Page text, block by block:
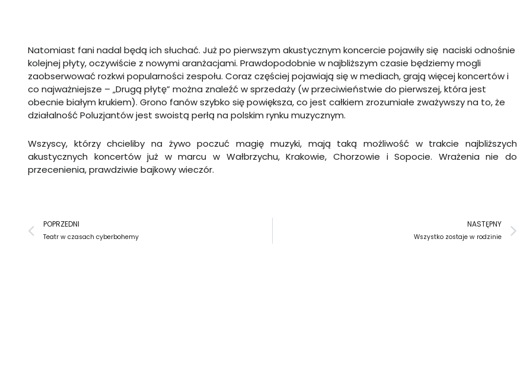
Natomiast fani nadal będą ich słuchać. Już po pierwszym akustycznym koncercie pojawiły się naciski odnośnie
kolejnej płyty, oczywiście z nowymi aranżacjami. Prawdopodobnie w najbliższym czasie będziemy mogli
zaobserwować rozkwi popularności zespołu. Coraz częściej pojawiają się w mediach, grają więcej koncertów i
co najważniejsze – „Drugą płytę” można znaleźć w sprzedaży (w przeciwieństwie do pierwszej, która jest
obecnie białym krukiem). Grono fanów szybko się powiększa, co jest całkiem zrozumiałe zważywszy na to, że
działalność Poluzjantów jest swoistą perłą na polskim rynku muzycznym.
Wszyscy, którzy chcieliby na żywo poczuć magię muzyki, mają taką możliwość w trakcie najbliższych
akustycznych koncertów już w marcu w Wałbrzychu, Krakowie, Chorzowie i Sopocie. Wrażenia nie do
przecenienia, prawdziwie bajkowy wieczór.
Prev
POPRZEDNI
Teatr w czasach cyberbohemy
NASTĘPNY
Wszystko zostaje w rodzinie